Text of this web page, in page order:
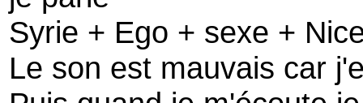
Syrie + Ego + sexe +
Le son est mauvais car